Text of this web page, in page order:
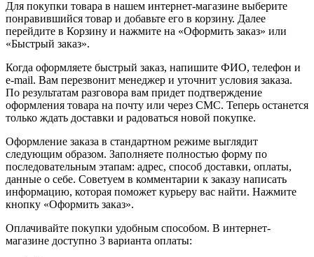
Для покупки товара в нашем интернет-магазине выберите
понравившийся товар и добавьте его в корзину. Далее
перейдите в Корзину и нажмите на «Оформить заказ» или
«Быстрый заказ».
Когда оформляете быстрый заказ, напишите ФИО, телефон и
e-mail. Вам перезвонит менеджер и уточнит условия заказа.
По результатам разговора вам придет подтверждение
оформления товара на почту или через СМС. Теперь останется
только ждать доставки и радоваться новой покупке.
Оформление заказа в стандартном режиме выглядит
следующим образом. Заполняете полностью форму по
последовательным этапам: адрес, способ доставки, оплаты,
данные о себе. Советуем в комментарии к заказу написать
информацию, которая поможет курьеру вас найти. Нажмите
кнопку «Оформить заказ».
Оплачивайте покупки удобным способом. В интернет-
магазине доступно 3 варианта оплаты: